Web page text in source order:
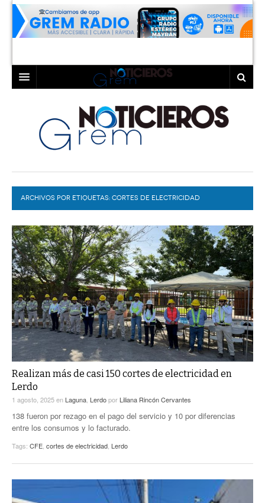
LAGUNA
TORREÓN
GÓMEZ PALACIO
LERDO
COAHUILA
DURANGO
DEPORTES
EXA
EL EXACTO
EXA INFORMA
GLOBO
CONTEXTOS
TRAYECTO LAGUNA
A MEDIA MAÑANA
A TODA LEY
DIÁLOGOS CON LA HISTORIA
TWEETS AND BEATS
LA MEJOR 97.1 ESTÉREO GALLITO
ACTUALIDADES GREM
PULSO
LA MEJOR INFORMACIÓN
COLABORADORES
PC29
ACTUALIDADES GREM
ARCHIVOS POR ETIQUETAS: CORTES DE ELECTRICIDAD
Realizan más de casi 150 cortes de electricidad en
Lerdo
1 agosto, 2025en Laguna Lerdopor Liliana Rincón Cervantes
138 fueron por rezago en el pago del servicio y 10 por diferencias
entre los consumos y lo facturado.
Tags: CFE cortes de electricidad Lerdo